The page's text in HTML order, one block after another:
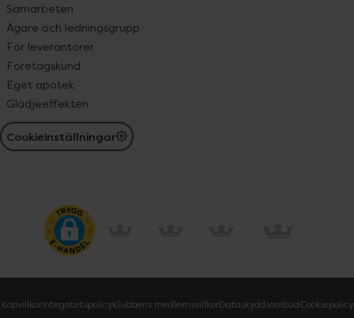
Samarbeten
Ägare och ledningsgrupp
För leverantörer
Företagskund
Eget apotek
Glädjeeffekten
Cookieinställningar
KöpvillkorIntegritetspolicyKlubbens medlemsvillkorDataskyddsombudCookiepolicy